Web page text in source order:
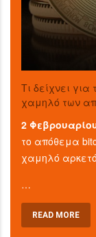
Τι δείχνει για
χαμηλό των
2
το απόθεμα
χαμηλό
…
READ MORE